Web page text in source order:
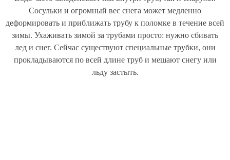
Сосульки и огромный вес снега может медленно
деформировать и приближать трубу к поломке в течение всей
зимы. Ухаживать зимой за трубами просто: нужно сбивать
лед и снег. Сейчас существуют специальные трубки, они
прокладываются по всей длине труб и мешают снегу или
льду застыть.